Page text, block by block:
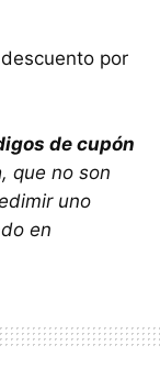
por
de cupón
, que no son
uno
en